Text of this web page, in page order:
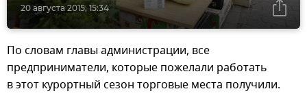
20 августа 2015, 15:34
По словам главы администрации, все
предприниматели, которые пожелали работать
в этот курортный сезон торговые места получили.